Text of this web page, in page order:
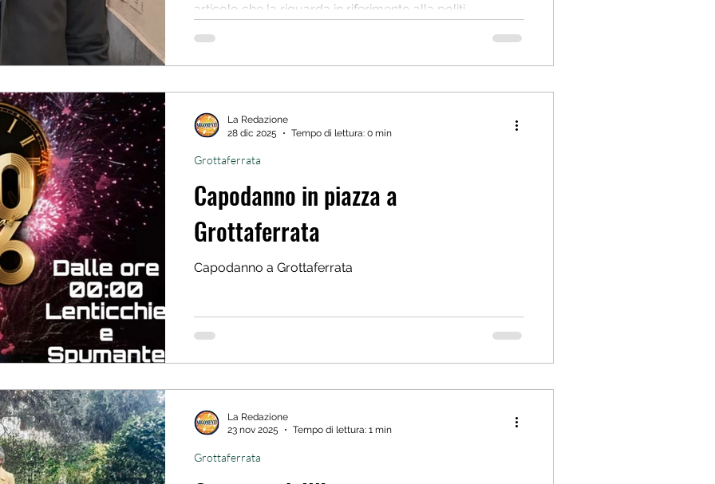
articolo che la riguarda in riferimento alla politi
Capodanno in piazza a
Grottaferrata
Capodanno a Grottaferrata
Grottaferrata
La Redazione
28 dic 2025
Tempo di lettura: 0 min
Grottaferrata
La Redazione
23 nov 2025
Tempo di lettura: 1 min